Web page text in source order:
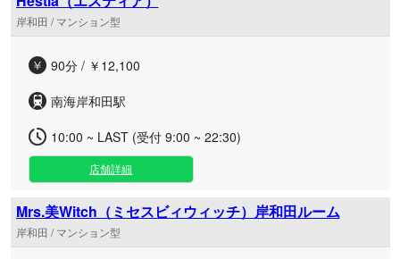
岸和田 / マンション型
90分 / ￥12,100
南海岸和田駅
10:00 ~ LAST (受付 9:00 ~ 22:30)
店舗詳細
Mrs.美Witch（ミセスビィウィッチ）岸和田ルーム
岸和田 / マンション型